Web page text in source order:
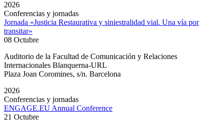
2026
Conferencias y jornadas
Jornada «Justicia Restaurativa y siniestralidad vial. Una vía por
transitar»
08 Octubre
Auditorio de la Facultad de Comunicación y Relaciones
Internacionales Blanquerna-URL
Plaza Joan Coromines, s/n. Barcelona
2026
Conferencias y jornadas
ENGAGE.EU Annual Conference
21 Octubre